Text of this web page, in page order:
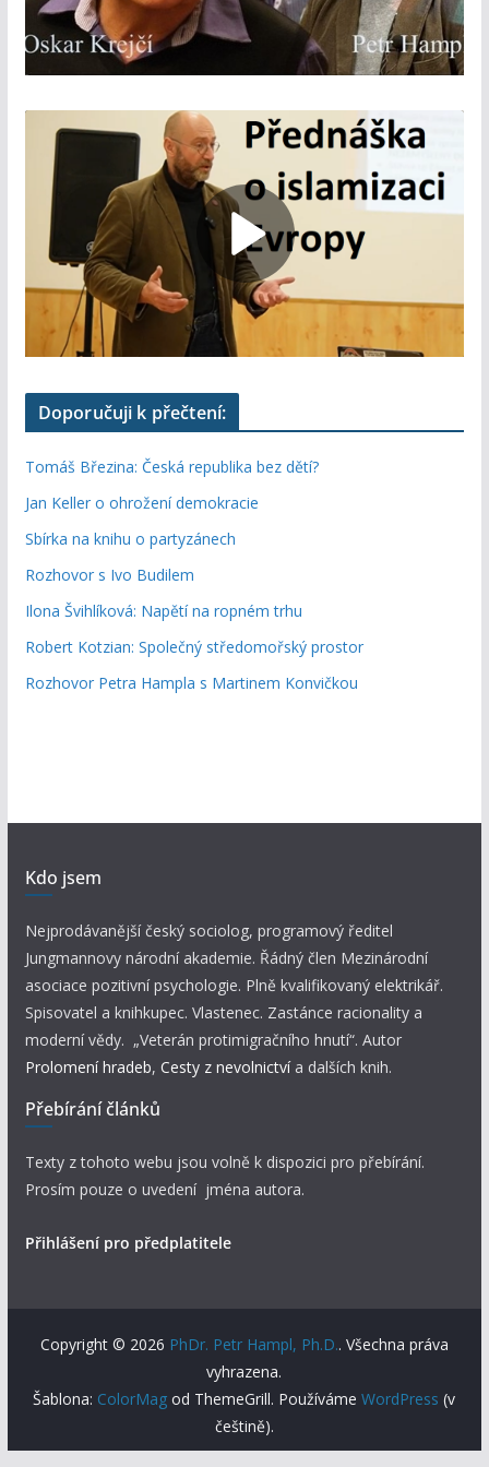
Doporučuji k přečtení:
Tomáš Březina: Česká republika bez dětí?
Jan Keller o ohrožení demokracie
Sbírka na knihu o partyzánech
Rozhovor s Ivo Budilem
Ilona Švihlíková: Napětí na ropném trhu
Robert Kotzian: Společný středomořský prostor
Rozhovor Petra Hampla s Martinem Konvičkou
Kdo jsem
Nejprodávanější český sociolog, programový ředitel
Jungmannovy národní akademie. Řádný člen Mezinárodní
asociace pozitivní psychologie. Plně kvalifikovaný elektrikář.
Spisovatel a knihkupec. Vlastenec. Zastánce racionality a
moderní vědy. „Veterán protimigračního hnutí“. Autor
Prolomení hradeb, Cesty z nevolnictví a dalších knih.
Přebírání článků
Texty z tohoto webu jsou volně k dispozici pro přebírání.
Prosím pouze o uvedení jména autora.
Přihlášení pro předplatitele
Copyright © 2026 PhDr. Petr Hampl, Ph.D.. Všechna práva
vyhrazena.
Šablona: ColorMag od ThemeGrill. PoužívámeWordPress (v
češtině).